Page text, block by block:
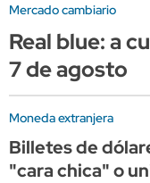
Mercado cambiario
Real blue: a
7 de agosto
Moneda extranjera
Billetes de
"cara chica" o